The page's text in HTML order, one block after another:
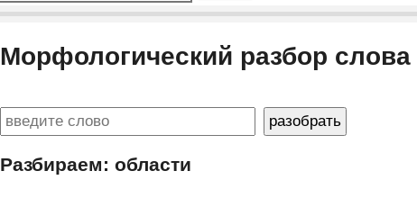
Морфологический разбор слова
Разбираем: области